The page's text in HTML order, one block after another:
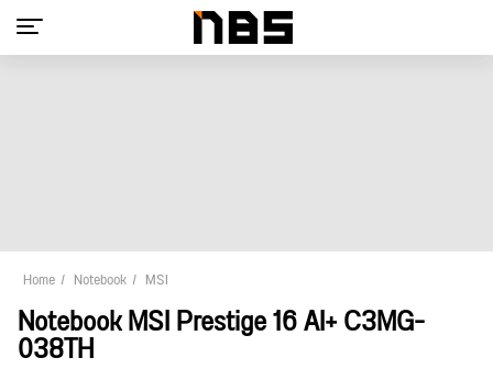
Home Notebook MSI
Notebook MSI Prestige 16 AI+ C3MG-
038TH